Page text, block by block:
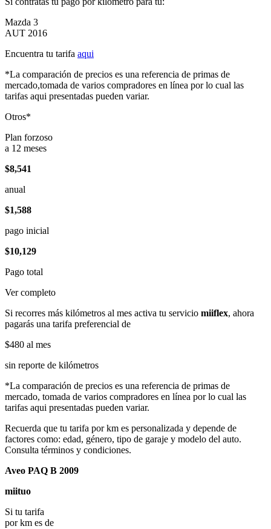
Mazda 3
AUT 2016
Encuentra tu tarifa aqui
*La comparación de precios es una referencia de primas de
mercado,tomada de varios compradores en línea por lo cual las
tarifas aqui presentadas pueden variar.
Otros*
Plan forzoso
a 12 meses
$8,541
anual
$1,588
pago inicial
$10,129
Pago total
Ver completo
Si recorres más kilómetros al mes activa tu servicio miiflex, ahora
pagarás una tarifa preferencial de
$480 al mes
sin reporte de kilómetros
*La comparación de precios es una referencia de primas de
mercado, tomada de varios compradores en línea por lo cual las
tarifas aqui presentadas pueden variar.
Recuerda que tu tarifa por km es personalizada y depende de
factores como: edad, género, tipo de garaje y modelo del auto.
Consulta términos y condiciones.
Aveo PAQ B 2009
miituo
Si tu tarifa
por km es de